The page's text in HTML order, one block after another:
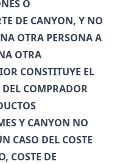
O
DE CANYON, Y NO
OTRA PERSONA A
OTRA
CONSTITUYE EL
COMPRADOR
Y CANYON NO
CASO DEL COSTE
COSTE DE